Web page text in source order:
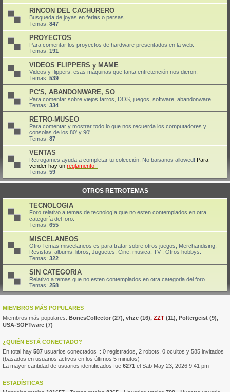
RINCON DEL CACHURERO
Busqueda de joyas en ferias o persas.
Temas: 847
PROYECTOS
Para comentar los proyectos de hardware presentados en la web.
Temas: 191
VIDEOS FLIPPERS y MAME
Videos y flippers, esas máquinas que tanta entretención nos dieron.
Temas: 539
PC'S, ABANDONWARE, SO
Para comentar sobre viejos tarros, DOS, juegos, software, abandonware.
Temas: 334
RETRO-MUSEO
Para comentar y mostrar todo lo que nos recuerda los computadores y
consolas de los 80' y 90'
Temas: 87
VENTAS
Retrogames ayuda a completar tu colección. No baisanos allowed! Para
vender hay un reglamento!!
Temas: 59
OTROS RETROTEMAS
TECNOLOGIA
Foro relativo a temas de tecnología que no esten contemplados en otra
categoría del foro.
Temas: 655
MISCELANEOS
Otro Temas miscelaneos es para tratar sobre otros juegos, Merchandising, -
Revistas, albums, libros, Juguetes, Cine, musica, TV , Otros hobbys.
Temas: 322
SIN CATEGORIA
Relativo a temas que no esten contemplados en otra categoria del foro.
Temas: 258
MIEMBROS MÁS POPULARES
Miembros más populares: BonesCollector (27), vhzc (16), ZZT (11), Poltergeist (9),
USA-SOFTware (7)
¿QUIÉN ESTÁ CONECTADO?
En total hay 587 usuarios conectados :: 0 registrados, 2 robots, 0 ocultos y 585 invitados
(basados en usuarios activos en los últimos 5 minutos)
La mayor cantidad de usuarios identificados fue 6271 el Sab May 23, 2026 9:41 pm
ESTADÍSTICAS